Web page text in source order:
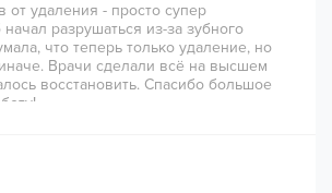
от удаления - просто супер
разрушаться из-за зубного
что теперь только удаление, но
Врачи сделали всё на высшем
восстановить. Спасибо большое